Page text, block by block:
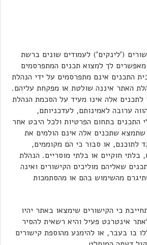
('לינקים') לעמודים שונים ברשת
לך למצוא תכנים המתפרסמים
התכנים אינם מתפרסמים על ידי הנהלת
האתר איננה שולטת או מפקחת עליהם.
אלה אינו מעיד על הסכמת הנהלת
ערובה לאמינותם, לעדכניותם,
התכנים בתחום הפרטיות ולכל היבט אחר
שתמצא שתכנים אלה אינם הולמים את
לתוכנם, או סבור כי הם מקוממים,
בלתי חוקיים או בלתי מוסריים. הנהלת
שאליהם מוליכים הקישורים ואינה
מהשימוש בהם או מהסתמכות
כי הקישורים שימצאו באתר יהיו
אינטרנט פעיל והיא רשאית להסיר
בו בעבר, או להימנע מהוספת קישורים